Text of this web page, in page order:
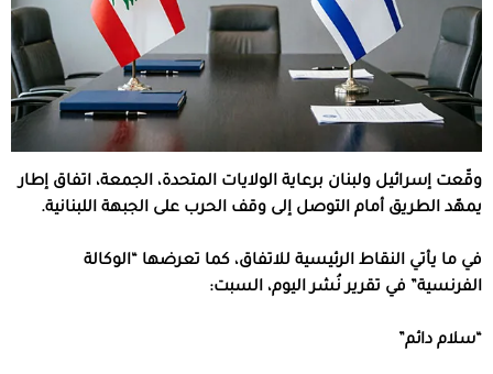
وقّعت إسرائيل ولبنان برعاية الولايات المتحدة، الجمعة، اتفاق إطار
يمهّد الطريق أمام التوصل إلى وقف الحرب على الجبهة اللبنانية.
في ما يأتي النقاط الرئيسية للاتفاق، كما تعرضها “الوكالة
الفرنسية” في تقرير نُشر اليوم، السبت:
“سلام دائم”